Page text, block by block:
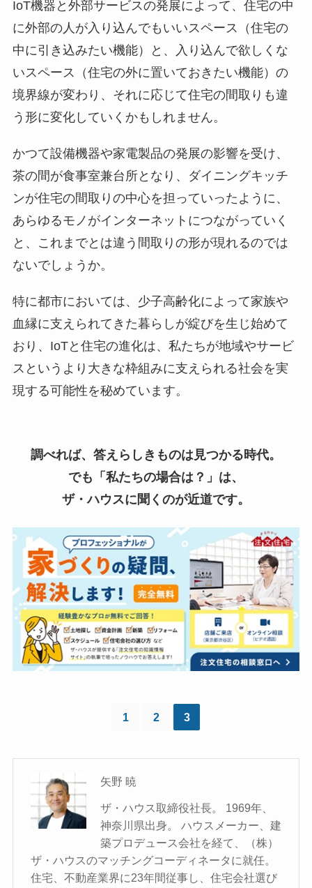
IoT機器と外部サービスの発展によって、住宅の中
に外部の人が入り込んでもいいスペース（住宅の
中に引き込みたい機能）と、入り込んで欲しくな
いスペース（住宅の外に置いておきたい機能）の
境界線が変わり、それに応じて住宅の間取りも違
う形に変化していくかもしれません。
かつて設備機器や家電製品の発展の影響を受け、
茶の間が食事室兼台所となり、ダイニングキッチ
ンが住宅の間取りの中心を担っていったように、
あらゆるモノがインターネットにつながっていく
と、これまでとは違う間取りの形が現れるのでは
ないでしょうか。
特に都市においては、少子高齢化によって家族や
血縁に支えられてきた暮らしが綻びを生じ始めて
おり、IoTと住宅の進化は、私たちが地域やサービ
スというより大きな枠組みに支えられる社会を実
現する可能性を秘めています。
調べれば、答えらしきものは見つかる時代。
でも「私たちの場合は？」は、
ザ・ハウスに聞くのが近道です。
1 2 3
矢野 暁
ザ・ハウス取締役社長。 1969年、
神奈川県出身。 ハウスメーカー、建
築プロデュース会社を経て、（株）
ザ・ハウスのマッチングコーディネータに就任。
住宅、不動産業界に23年間従事し、住宅会社選び